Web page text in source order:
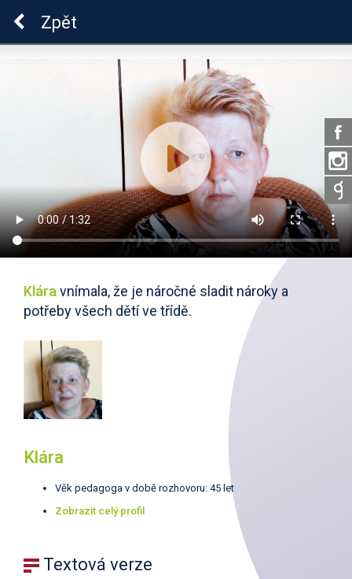
Zpět
Klára vnímala, že je náročné sladit nároky a
potřeby všech dětí ve třídě.
Klára
Věk pedagoga v době rozhovoru: 45 let
Zobrazit celý profil
Textová verze